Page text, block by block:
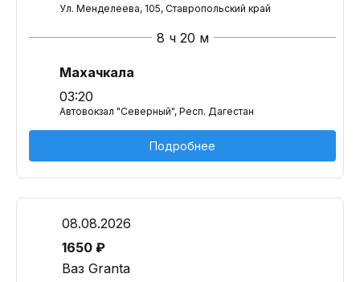
Ул. Менделеева, 105, Ставропольский край
8 ч 20 м
Махачкала
03:20
Автовокзал "Северный", Респ. Дагестан
Подробнее
08.08.2026
1650 ₽
Ваз Granta